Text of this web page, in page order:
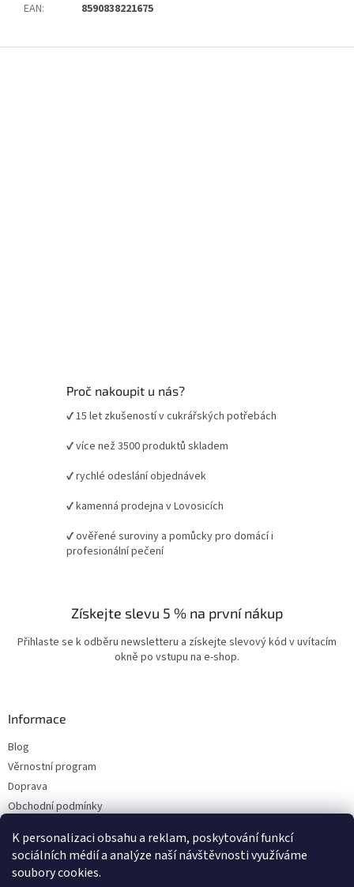
K personalizaci obsahu a reklam, poskytování funkcí
sociálních médií a analýze naší návštěvnosti využíváme
soubory cookies.
EAN: 8590838221675
Proč nakoupit u nás?
✔ 15 let zkušeností v cukrářských potřebách
✔ více než 3500 produktů skladem
✔ rychlé odeslání objednávek
✔ kamenná prodejna v Lovosicích
✔ ověřené suroviny a pomůcky pro domácí i
profesionální pečení
Získejte slevu 5 % na první nákup
Přihlaste se k odběru newsletteru a získejte slevový kód v uvítacím
okně po vstupu na e-shop.
Informace
Blog
Věrnostní program
Doprava
Obchodní podmínky
Kontakty